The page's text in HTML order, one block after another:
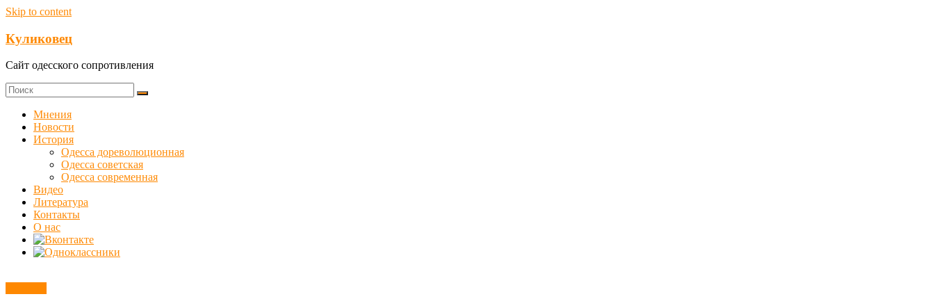
Skip to content
Куликовец
Сайт одесского сопротивления
Мнения
Новости
История
Одесса дореволюционная
Одесса советская
Одесса современная
Видео
Литература
Контакты
О нас